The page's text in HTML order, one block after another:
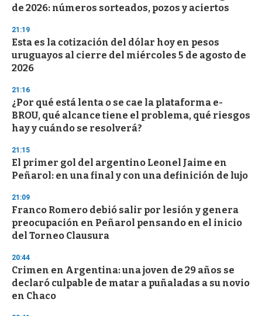
o
f
3
s
c
o
d
de 2026: números sorteados, pozos y aciertos
21:19
Esta es la cotización del dólar hoy en pesos
uruguayos al cierre del miércoles 5 de agosto de
2026
21:16
¿Por qué está lenta o se cae la plataforma e-
BROU, qué alcance tiene el problema, qué riesgos
hay y cuándo se resolverá?
21:15
El primer gol del argentino Leonel Jaime en
Peñarol: en una final y con una definición de lujo
21:09
Franco Romero debió salir por lesión y genera
preocupación en Peñarol pensando en el inicio
del Torneo Clausura
20:44
Crimen en Argentina: una joven de 29 años se
declaró culpable de matar a puñaladas a su novio
en Chaco